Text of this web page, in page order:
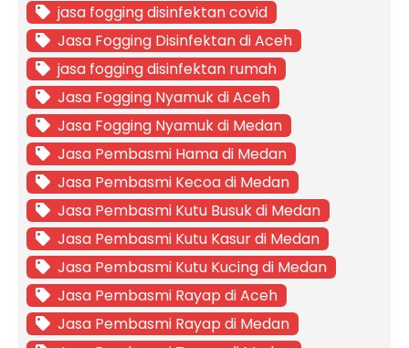
jasa fogging disinfektan covid
Jasa Fogging Disinfektan di Aceh
jasa fogging disinfektan rumah
Jasa Fogging Nyamuk di Aceh
Jasa Fogging Nyamuk di Medan
Jasa Pembasmi Hama di Medan
Jasa Pembasmi Kecoa di Medan
Jasa Pembasmi Kutu Busuk di Medan
Jasa Pembasmi Kutu Kasur di Medan
Jasa Pembasmi Kutu Kucing di Medan
Jasa Pembasmi Rayap di Aceh
Jasa Pembasmi Rayap di Medan